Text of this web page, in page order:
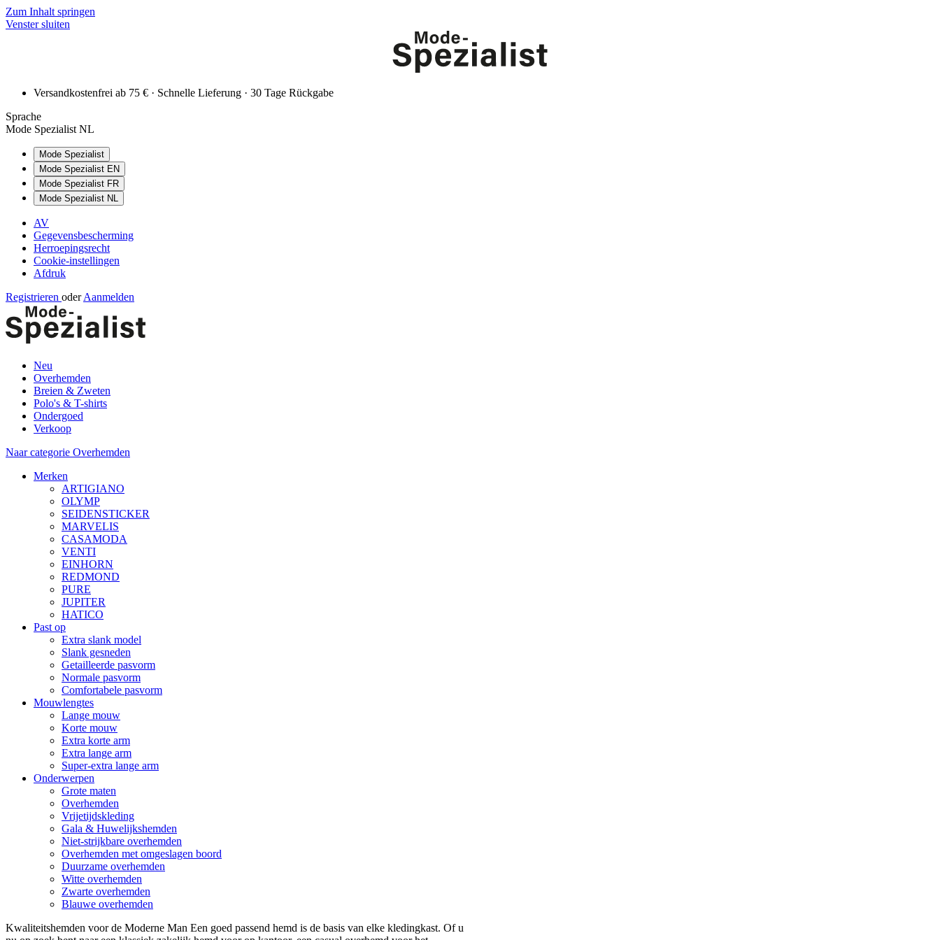
Zum Inhalt springen
Venster sluiten
Versandkostenfrei ab 75 € · Schnelle Lieferung · 30 Tage Rückgabe
Sprache
Mode Spezialist NL
Mode Spezialist
Mode Spezialist EN
Mode Spezialist FR
Mode Spezialist NL
AV
Gegevensbescherming
Herroepingsrecht
Cookie-instellingen
Afdruk
Registrieren oder Aanmelden
Neu
Overhemden
Breien & Zweten
Polo's & T-shirts
Ondergoed
Verkoop
Naar categorie Overhemden
Merken
ARTIGIANO
OLYMP
SEIDENSTICKER
MARVELIS
CASAMODA
VENTI
EINHORN
REDMOND
PURE
JUPITER
HATICO
Past op
Extra slank model
Slank gesneden
Getailleerde pasvorm
Normale pasvorm
Comfortabele pasvorm
Mouwlengtes
Lange mouw
Korte mouw
Extra korte arm
Extra lange arm
Super-extra lange arm
Onderwerpen
Grote maten
Overhemden
Vrijetijdskleding
Gala & Huwelijkshemden
Niet-strijkbare overhemden
Overhemden met omgeslagen boord
Duurzame overhemden
Witte overhemden
Zwarte overhemden
Blauwe overhemden
Kwaliteitshemden voor de Moderne Man Een goed passend hemd is de basis van elke kledingkast. Of u